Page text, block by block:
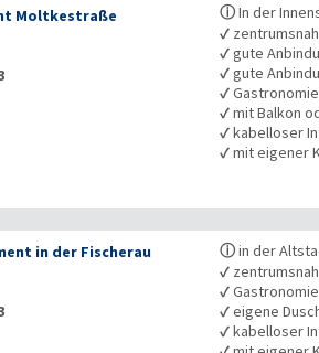
Moltkestraße
ⓘIn der
✓
✓gute
✓gute
✓
✓mit Balkon
✓kabelloser
✓mit eigener
in der Fischerau
ⓘin der
✓
✓
✓eigene
✓kabelloser